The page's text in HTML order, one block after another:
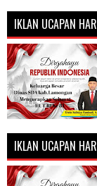
IKLAN UCAPAN
IKLAN UCAPAN